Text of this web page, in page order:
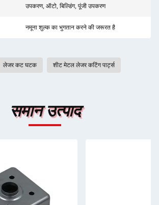
उपकरण, ऑटो, बिल्डिंग, पूंजी उपकरण
नमूना शुल्क का भुगतान करने की जरूरत है
लेजर कट घटक शीट मेटल लेजर कटिंग पार्ट्स
समान उत्पाद